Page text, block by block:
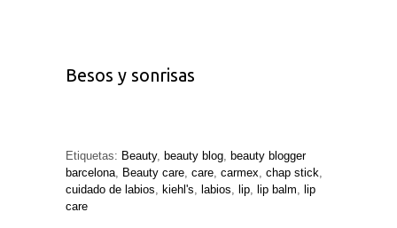
Besos y sonrisas
Etiquetas: Beauty, beauty blog, beauty blogger
barcelona, Beauty care, care, carmex, chap stick,
cuidado de labios, kiehl's, labios, lip, lip balm, lip
care